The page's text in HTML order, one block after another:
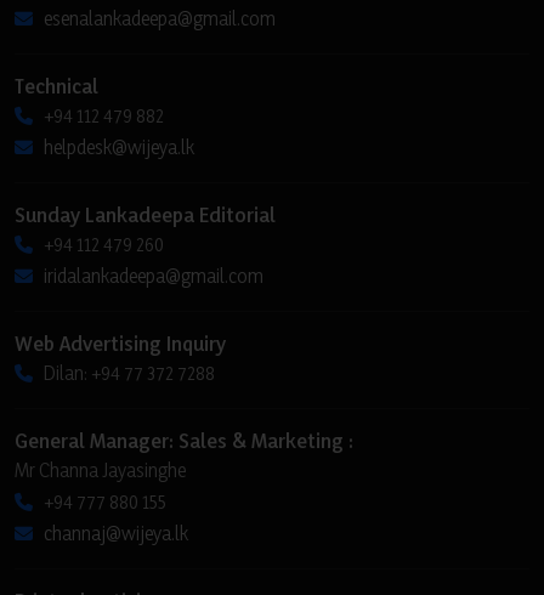
esenalankadeepa@gmail.com
Technical
+94 112 479 882
helpdesk@wijeya.lk
Sunday Lankadeepa Editorial
+94 112 479 260
iridalankadeepa@gmail.com
Web Advertising Inquiry
Dilan: +94 77 372 7288
General Manager: Sales & Marketing :
Mr Channa Jayasinghe
+94 777 880 155
channaj@wijeya.lk